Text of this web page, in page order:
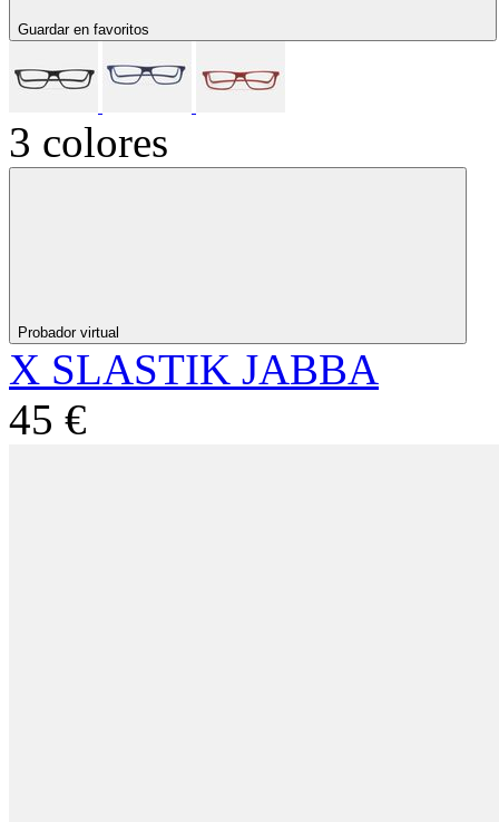
Guardar en favoritos
3 colores
Probador virtual
X SLASTIK JABBA
45 €